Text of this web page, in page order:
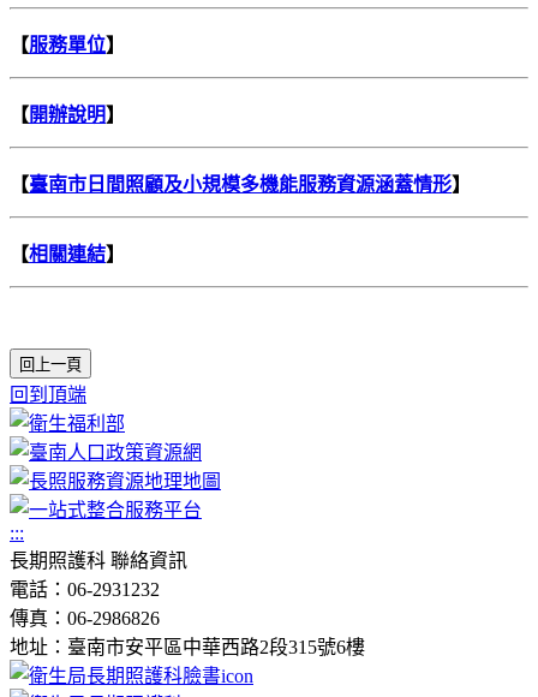
【服務單位】
【 開辦說明】
【臺南市日間照顧及小規模多機能服務資源涵蓋情形】
【相關連結】
回上一頁
回到頂端
:::
長期照護科 聯絡資訊
電話：06-2931232
傳真：06-2986826
地址：臺南市安平區中華西路2段315號6樓